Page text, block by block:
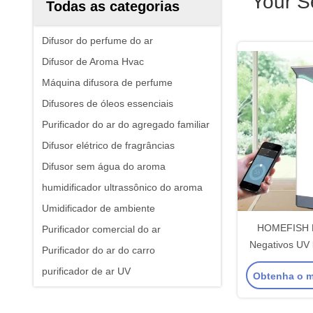
Todas as categorias
Difusor do perfume do ar
Difusor de Aroma Hvac
Máquina difusora de perfume
Difusores de óleos essenciais
Purificador do ar do agregado familiar
Difusor elétrico de fragrâncias
Difusor sem água do aroma
humidificador ultrassônico do aroma
Umidificador de ambiente
Purificador comercial do ar
Purificador do ar do carro
purificador de ar UV
HOMEFISH
Negativos UV
Com
Obtenha o